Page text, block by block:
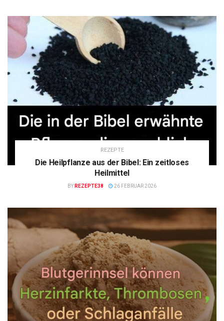
REZEPTE
Die Heilpflanze aus der Bibel: Ein zeitloses
Heilmittel
BY REZEPTE38 26 FEBRUAR 2026